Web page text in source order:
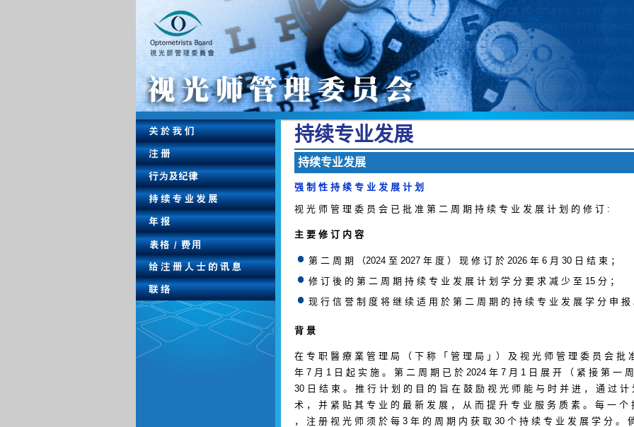
持 续 专 业 发 展
持 续 专 业 发 展
强 制 性 持 续 专 业 发 展 计 划
视 光 师 管 理 委 员 会 已 批 准 第 二 周 期 持 续 专 业 发 展 计 划 的 修 订 :
主 要 修 订 内 容
第 二 周 期 （2024 至 2027 年 度 ） 现 修 订 於 2026 年 6 月 30 日 结 束 ；
修 订 後 的 第 二 周 期 持 续 专 业 发 展 计 划 学 分 要 求 减 少 至 15 分 ；
现 行 信 誉 制 度 将 继 续 适 用 於 第 二 周 期 的 持 续 专 业 发 展 学 分 申 报
背 景
在 专 职 醫 療 業 管 理 局 （ 下 称 「 管 理 局 」） 及 视 光 师 管 理 委 员 会 批
年 7 月 1 日 起 实 施 。 第 二 周 期 已 於 2024 年 7 月 1 日 展 开 （ 紧 接 第 一
30 日 结 束 。 推 行 计 划 的 目 的 旨 在 鼓 励 视 光 师 能 与 时 并 进 ， 通 过
术 ， 并 紧 贴 其 专 业 的 最 新 发 展 ， 从 而 提 升 专 业 服 务 质 素 。 每 一 个
， 注 册 视 光 师 须 於 每 3 年 的 周 期 内 获 取 30 个 持 续 专 业 发 展 学 分 。